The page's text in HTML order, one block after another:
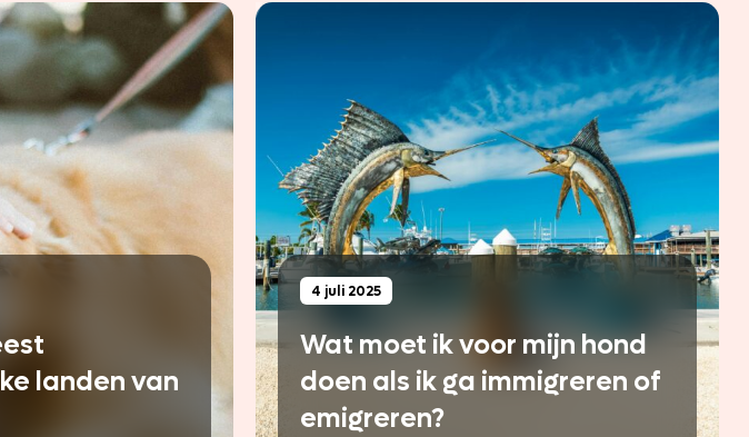
landen van
4 juli 2025
Wat moet ik voor mijn hond
doen als ik ga immigreren of
emigreren?